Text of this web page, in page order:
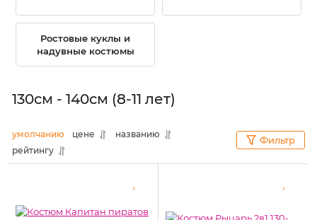
Ростовые куклы и
надувные костюмы
130см - 140см (8-11 лет)
умолчанию цене
названию
рейтингу
Фильтр